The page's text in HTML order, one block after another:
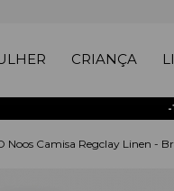
CRIANÇA
Noos Camisa Regclay Linen -